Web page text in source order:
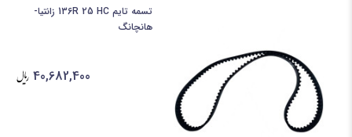
تسمه تایم 136R 25 HC زانتیا-
هانچانگ
40,682,400